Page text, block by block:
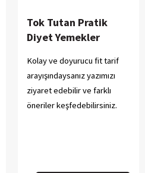
Tok Tutan Pratik
Diyet Yemekler
Kolay ve doyurucu fit tarif
arayışındaysanız yazımızı
ziyaret edebilir ve farklı
öneriler keşfedebilirsiniz.